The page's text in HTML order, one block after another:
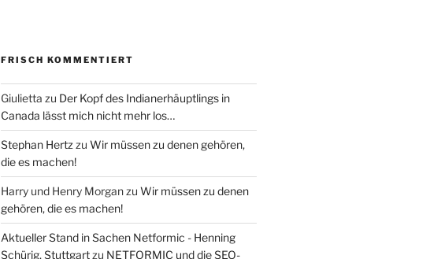
FRISCH KOMMENTIERT
Giulietta zu Der Kopf des Indianerhäuptlings in
Canada lässt mich nicht mehr los…
Stephan Hertz zu Wir müssen zu denen gehören,
die es machen!
Harry und Henry Morganzu Wir müssen zu denen
gehören, die es machen!
Aktueller Stand in Sachen Netformic - Henning
Schürig, Stuttgartzu NETFORMIC und die SEO-